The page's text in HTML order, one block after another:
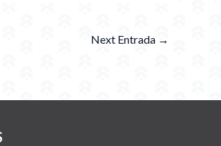
Next Entrada →